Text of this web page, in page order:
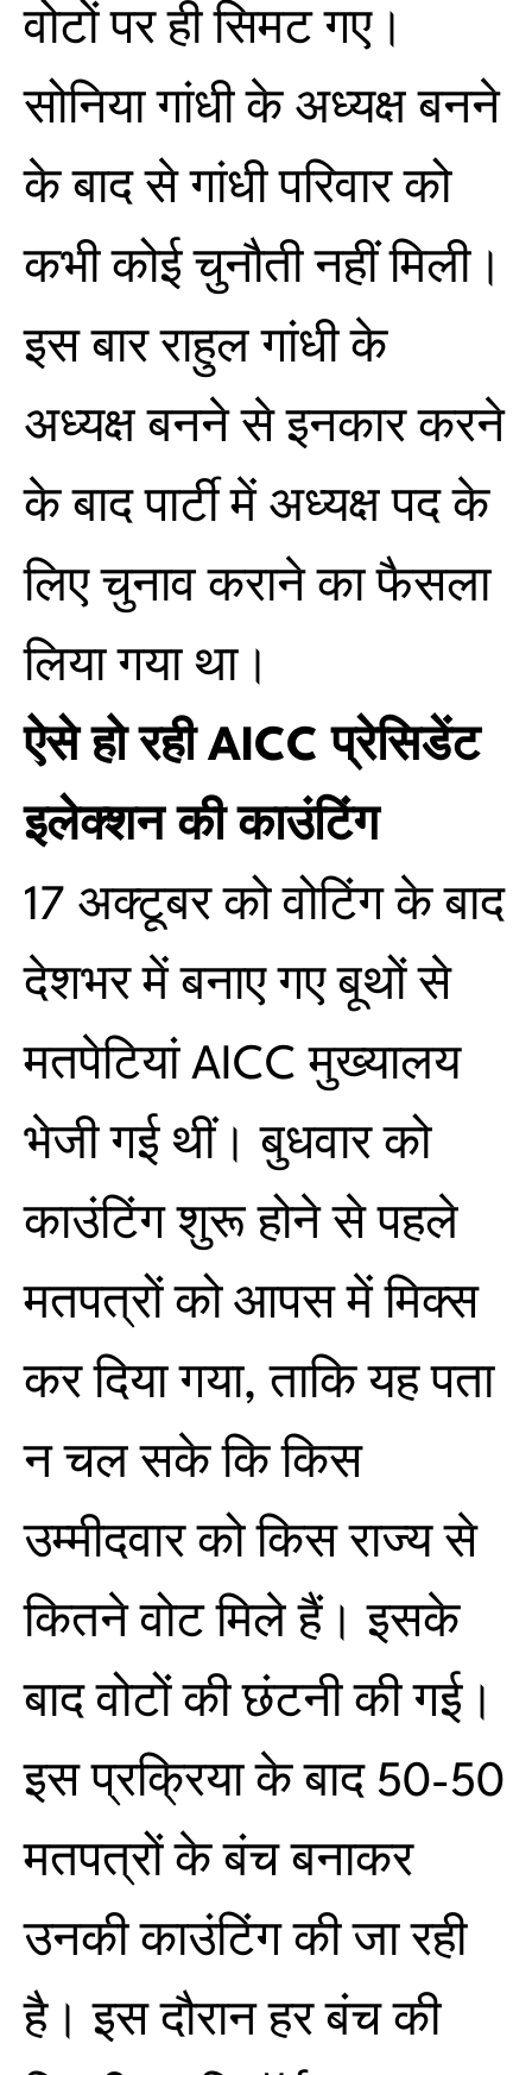
वोटों पर ही सिमट गए।
सोनिया गांधी के अध्यक्ष बनने
के बाद से गांधी परिवार को
कभी कोई चुनौती नहीं मिली।
इस बार राहुल गांधी के
अध्यक्ष बनने से इनकार करने
के बाद पार्टी में अध्यक्ष पद के
लिए चुनाव कराने का फैसला
लिया गया था।
ऐसे हो रही AICC प्रेसिडेंट
इलेक्शन की काउंटिंग
17 अक्टूबर को वोटिंग के बाद
देशभर में बनाए गए बूथों से
मतपेटियां AICC मुख्यालय
भेजी गई थीं। बुधवार को
काउंटिंग शुरू होने से पहले
मतपत्रों को आपस में मिक्स
कर दिया गया, ताकि यह पता
न चल सके कि किस
उम्मीदवार को किस राज्य से
कितने वोट मिले हैं। इसके
बाद वोटों की छंटनी की गई।
इस प्रक्रिया के बाद 50-50
मतपत्रों के बंच बनाकर
उनकी काउंटिंग की जा रही
है। इस दौरान हर बंच की